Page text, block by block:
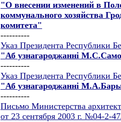
"О внесении изменений в
коммунального хозяйства
комитета"
----------
Указ Президента Республики
"Аб узнагароджаннi
----------
Указ Президента Республики
"Аб узнагароджаннi
----------
Письмо Министерства
от 23 сентября 2003 г. №04-2-